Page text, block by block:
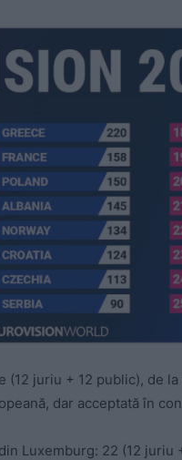
(12 juriu + 12 public), de
dar acceptată în
Luxemburg: 22 (12 juriu